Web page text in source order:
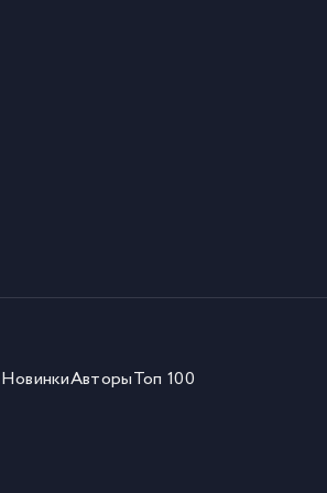
НовинкиАвторыТоп 100